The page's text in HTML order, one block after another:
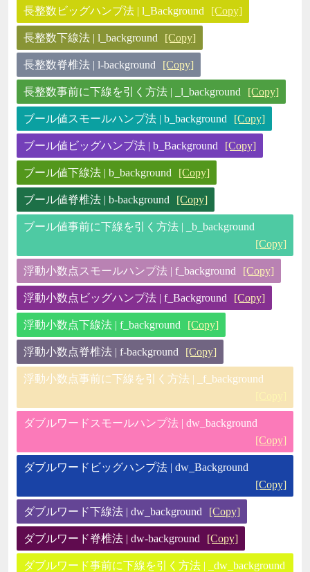
長整数ビッグハンプ法 | l_Background [Copy]
長整数下線法 | l_background [Copy]
長整数脊椎法 | l-background [Copy]
長整数事前に下線を引く方法 | _l_background [Copy]
ブール値スモールハンプ法 | b_background [Copy]
ブール値ビッグハンプ法 | b_Background [Copy]
ブール値下線法 | b_background [Copy]
ブール値脊椎法 | b-background [Copy]
ブール値事前に下線を引く方法 | _b_background
[Copy]
浮動小数点スモールハンプ法 | f_background [Copy]
浮動小数点ビッグハンプ法 | f_Background [Copy]
浮動小数点下線法 | f_background [Copy]
浮動小数点脊椎法 | f-background [Copy]
浮動小数点事前に下線を引く方法 | _f_background
ダブルワードスモールハンプ法 | dw_background
[Copy]
ダブルワードビッグハンプ法 | dw_Background
[Copy]
ダブルワード下線法 | dw_background [Copy]
ダブルワード脊椎法 | dw-background [Copy]
ダブルワード事前に下線を引く方法 | _dw_background